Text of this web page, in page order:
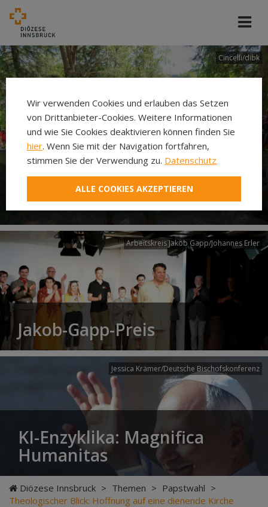
Cincelli/dibk
Neuer Pilgerweg Via
Laudato si’
Arbeitskreis Jakob Gapp/Johannes Erler
Jakob-Gapp-Preis
Jessica Krämer/Deutsche Bischofskonferenz
KI-Enzyklika: Magnifica
Humanitas
Diözese Innsbruck > Themen > Papstwahl >
Theologischer Blick: Hoffnung auf eine dienende Kirche
Wir verwenden Cookies und erlauben das Setzen
von Drittanbieter-Cookies. Weitere Informationen
und wie Sie Cookies deaktivieren können finden Sie
hier. Wenn Sie mit der Navigation fortfahren,
stimmen Sie der Verwendung zu. Datenschutz
ALLE COOKIES AKZEPTIEREN